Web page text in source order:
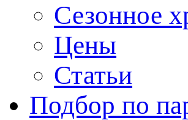
Сезонное
Цены
Статьи
Подбор по